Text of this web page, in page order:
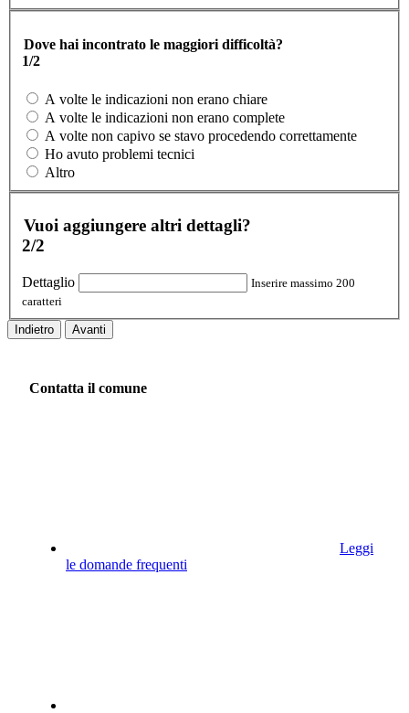
Dove hai incontrato le maggiori difficoltà?
1/2
A volte le indicazioni non erano chiare
A volte le indicazioni non erano complete
A volte non capivo se stavo procedendo correttamente
Ho avuto problemi tecnici
Altro
Vuoi aggiungere altri dettagli?
2/2
Dettaglio
Inserire massimo 200
caratteri
Indietro Avanti
Contatta il comune
Leggi
le domande frequenti